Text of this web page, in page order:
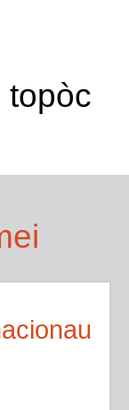
topòc